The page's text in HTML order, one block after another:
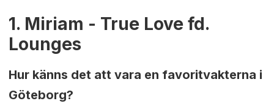
1. Miriam - True Love fd.
Lounges
Hur känns det att vara en favoritvakterna i
Göteborg?